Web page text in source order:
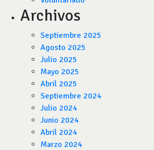
Archivos
Septiembre 2025
Agosto 2025
Julio 2025
Mayo 2025
Abril 2025
Septiembre 2024
Julio 2024
Junio 2024
Abril 2024
Marzo 2024